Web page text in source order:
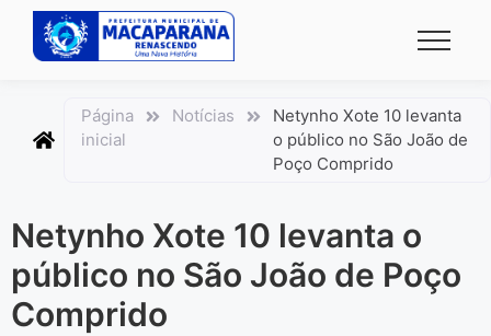
conteúdo
Página
inicial
Notícias
Netynho Xote 10 levanta
o público no São João de
Poço Comprido
Netynho Xote 10 levanta o
público no São João de Poço
Comprido